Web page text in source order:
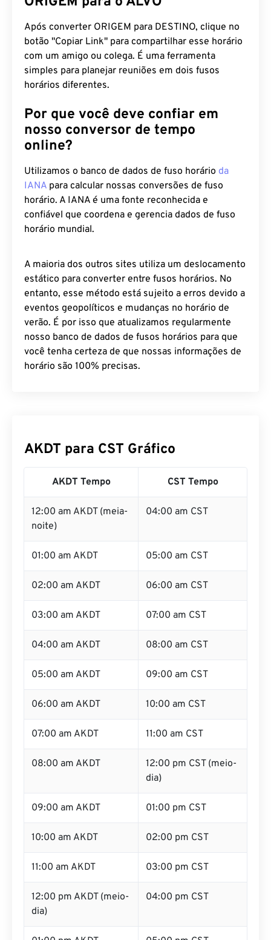
Após converter ORIGEM para DESTINO, clique no
botão "Copiar Link" para compartilhar esse horário
com um amigo ou colega. É uma ferramenta
simples para planejar reuniões em dois fusos
horários diferentes.
Por que você deve confiar em
nosso conversor de tempo
online?
Utilizamos o banco de dados de fuso horário da
IANA para calcular nossas conversões de fuso
horário. A IANA é uma fonte reconhecida e
confiável que coordena e gerencia dados de fuso
horário mundial.
A maioria dos outros sites utiliza um deslocamento
estático para converter entre fusos horários. No
entanto, esse método está sujeito a erros devido a
eventos geopolíticos e mudanças no horário de
verão. É por isso que atualizamos regularmente
nosso banco de dados de fusos horários para que
você tenha certeza de que nossas informações de
horário são 100% precisas.
AKDT para CST Gráfico
AKDT Tempo CST Tempo
12:00 am AKDT (meia-
noite)
04:00 am CST
01:00 am AKDT 05:00 am CST
02:00 am AKDT 06:00 am CST
03:00 am AKDT 07:00 am CST
04:00 am AKDT 08:00 am CST
05:00 am AKDT 09:00 am CST
06:00 am AKDT 10:00 am CST
07:00 am AKDT 11:00 am CST
08:00 am AKDT
12:00 pm CST (meio-
dia)
09:00 am AKDT 01:00 pm CST
10:00 am AKDT 02:00 pm CST
11:00 am AKDT 03:00 pm CST
12:00 pm AKDT (meio-
dia)
04:00 pm CST